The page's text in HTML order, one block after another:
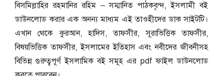
বিসমিল্লাহির রহমানির রহিম – সম্মানিত পাঠকবৃন্দ, ইসলামী বই
ডাউনলোড করার এক অনন্য মাধ্যম এই তাওহীদের ডাক সাইটটি।
এখান থেকে কুরআন, হাদিস, তাফসীর, সূরাভিত্তিক তাফসীর,
বিষয়ভিত্তিক তাফসীর, ইসলামের ইতিহাস এবং নবীদের জীবনীসহ
বিভিন্ন গুরুত্বপূর্ণ ইসলামিক বই সমূহ এর pdf ফাইল ডাউনলোড